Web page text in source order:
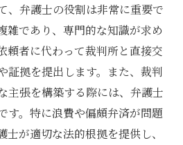
、弁護士の役割は非常に重要で
雑であり、専門的な知識が求め
頼者に代わって裁判所と直接交
証拠を提出します。また、裁判
主張を構築する際には、弁護士
す。特に浪費や偏頗弁済が問題
士が適切な法的根拠を提供し、